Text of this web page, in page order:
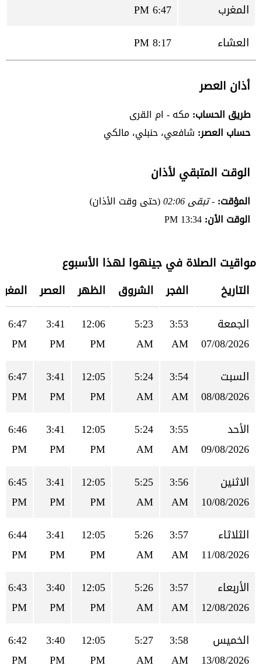
المغرب
6:47 PM
العشاء
8:17 PM
أذان العصر
طريق الحساب:مكه - ام القرى
حساب العصر: شافعي، حنبلي، مالكي
الوقت المتبقي لأذان
المؤقت:- تبقى 02:06
(حتى وقت الأذان)
الوقت الأن:
مواقيت الصلاة في جينهوا لهذا الأسبوع
التاريخ الفجر الشروق الظهر العصر
الجمعة
07/08/2026
3:53
AM
5:23
AM
12:06
PM
3:41
PM
6:47
PM
السبت
08/08/2026
3:54
AM
5:24
AM
12:05
PM
3:41
PM
6:47
PM
الأحد
09/08/2026
3:55
AM
5:24
AM
12:05
PM
3:41
PM
6:46
PM
الاثنين
10/08/2026
3:56
AM
5:25
AM
12:05
PM
3:41
PM
6:45
PM
الثلاثاء
11/08/2026
3:57
AM
5:26
AM
12:05
PM
3:41
PM
6:44
PM
الأربعاء
12/08/2026
3:57
AM
5:26
AM
12:05
PM
3:40
PM
6:43
PM
الخميس
13/08/2026
3:58
AM
5:27
AM
12:05
PM
3:40
PM
6:42
PM